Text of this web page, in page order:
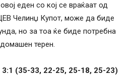
еден со кој се враќаат од
Челинџ Купот, може да биде
но за тоа ќе биде потребна
терен.
(35-33, 22-25, 25-18, 25-23)